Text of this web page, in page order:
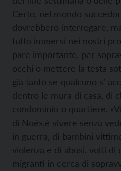
Certo, nel mondo
dovrebbero interrogare,
tutto immersi nei nostri
pare importante, per
occhi o mettere la testa
già tanto se qualcuno s’
dentro le mura di casa, di
condominio o quartiere.
di Noè»,è vivere senza
in guerra, di bambini
violenza e di abusi, volti di
migranti in cerca di